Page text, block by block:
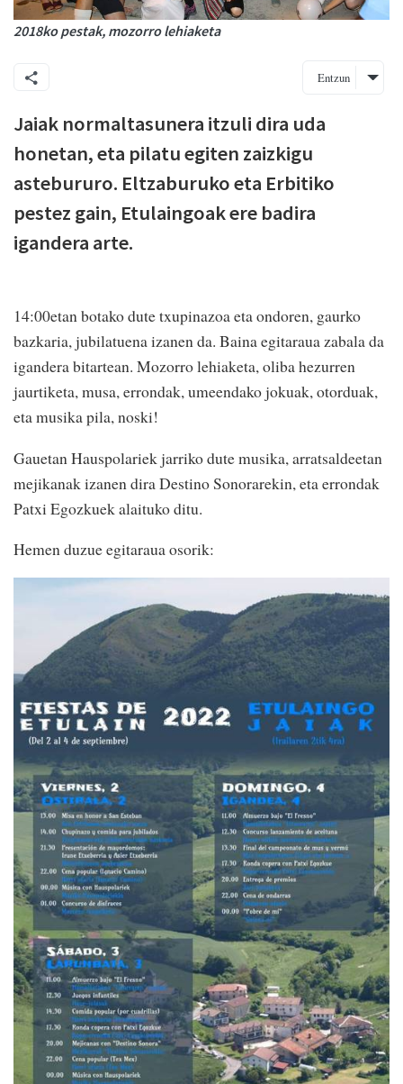
2018ko pestak, mozorro lehiaketa
Entzun
Jaiak normaltasunera itzuli dira uda
honetan, eta pilatu egiten zaizkigu
astebururo. Eltzaburuko eta Erbitiko
pestez gain, Etulaingoak ere badira
igandera arte.
14:00etan botako dute txupinazoa eta ondoren, gaurko
bazkaria, jubilatuena izanen da. Baina egitaraua zabala da
igandera bitartean. Mozorro lehiaketa, oliba hezurren
jaurtiketa, musa, errondak, umeendako jokuak, otorduak,
eta musika pila, noski!
Gauetan Hauspolariek jarriko dute musika, arratsaldeetan
mejikanak izanen dira Destino Sonorarekin, eta errondak
Patxi Egozkuek alaituko ditu.
Hemen duzue egitaraua osorik: